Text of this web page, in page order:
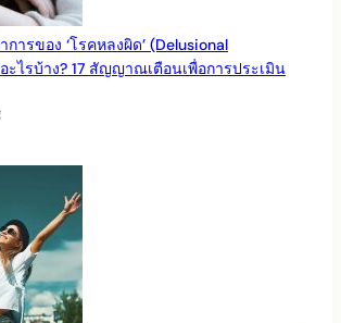
การของ ‘โรคหลงผิด’ (Delusional
ะไรบ้าง? 17 สัญญาณเตือนเพื่อการประเมิน